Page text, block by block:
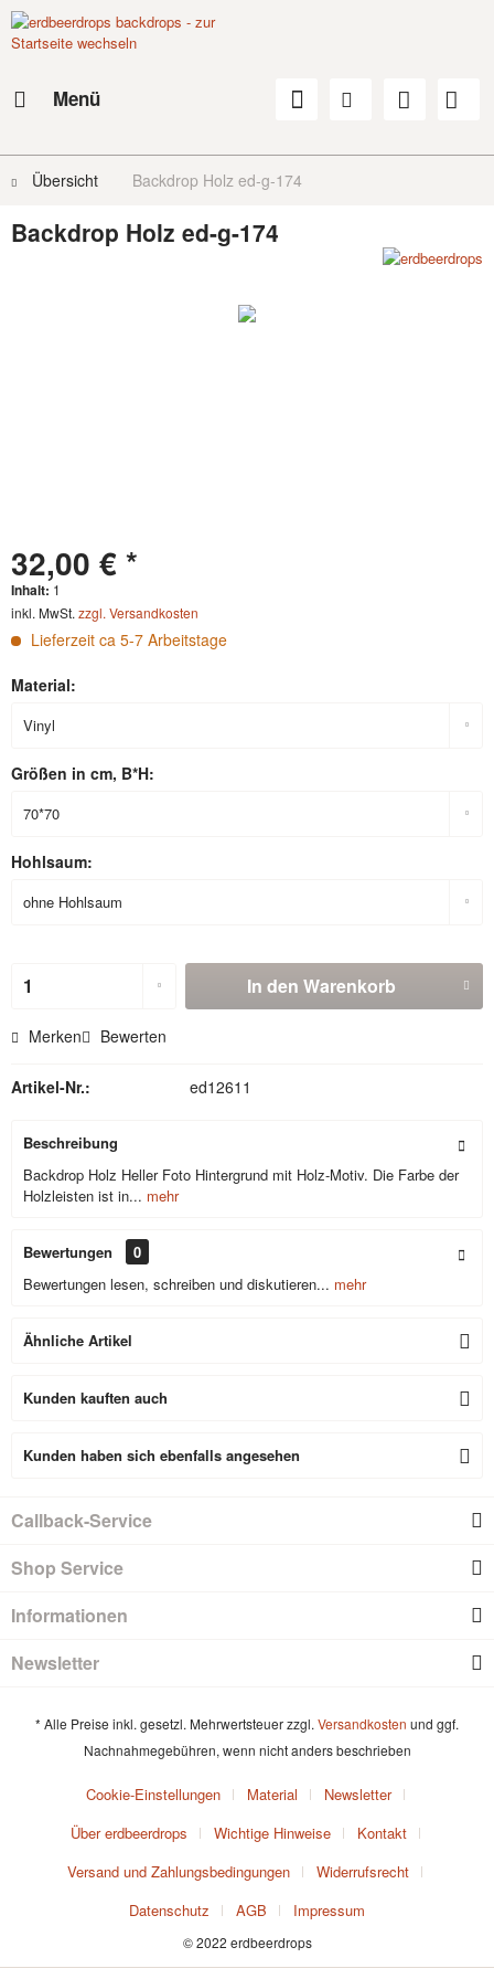
Menü
Übersicht Backdrop Holz ed-g-174
Backdrop Holz ed-g-174
32,00 € *
Inhalt: 1
inkl. MwSt. zzgl. Versandkosten
Lieferzeit ca 5-7 Arbeitstage
Material:
Größen in cm, B*H:
Hohlsaum:
In den Warenkorb
Merken Bewerten
Artikel-Nr.: ed12611
Beschreibung
Backdrop Holz Heller Foto Hintergrund mit Holz-Motiv. Die Farbe der
Holzleisten ist in... mehr
Bewertungen
0
Bewertungen lesen, schreiben und diskutieren... mehr
Ähnliche Artikel
Kunden kauften auch
Kunden haben sich ebenfalls angesehen
Callback-Service
Shop Service
Informationen
Newsletter
* Alle Preise inkl. gesetzl. Mehrwertsteuer zzgl. Versandkosten und ggf.
Nachnahmegebühren, wenn nicht anders beschrieben
Cookie-Einstellungen Material
Newsletter
Über erdbeerdrops
Wichtige Hinweise
Kontakt
Versand und Zahlungsbedingungen
Widerrufsrecht
Datenschutz
AGB Impressum
© 2022 erdbeerdrops